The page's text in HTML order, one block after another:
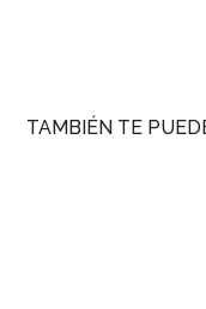
TAMBIÉN TE